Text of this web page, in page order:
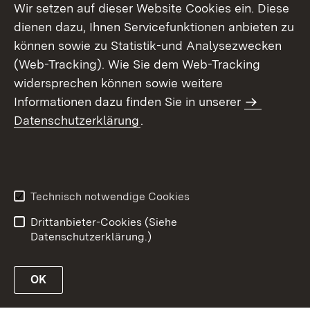
Wir setzen auf dieser Website Cookies ein. Diese
dienen dazu, Ihnen Servicefunktionen anbieten zu
können sowie zu Statistik-und Analysezwecken
(Web-Tracking). Wie Sie dem Web-Tracking
widersprechen können sowie weitere
Informationen dazu finden Sie in unserer
Datenschutzerklärung.
Technisch notwendige Cookies
Drittanbieter-Cookies (Siehe
Datenschutzerklärung.)
OK